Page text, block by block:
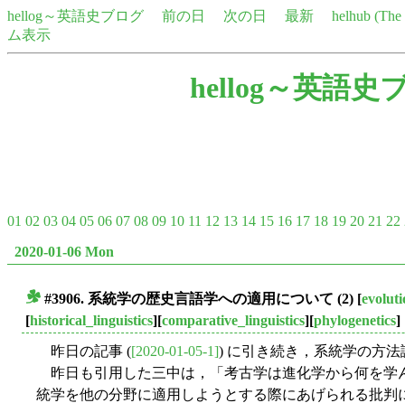
hellog～英語史ブログ 前の日 次の日 最新
helhub
ム表示
hellog～英語史
01 02 03 04 05 06 07 08 09 10 11 12 13 14 15 16 17 18 19 20 21 22
2020-01-06 Mon
#3906. 系統学の歴史言語学への適用について (2) [
[historical_linguistics][comparative_linguistics][phylogenetics]
昨日の記事 ([2020-01-05-1]) に引き続き，系統学の方
昨日も引用した三中は，「考古学は進化学から何を学
統学を他の分野に適用しようとする際にあげられる批